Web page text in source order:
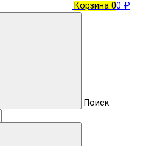
Корзина 00 ₽
Поиск